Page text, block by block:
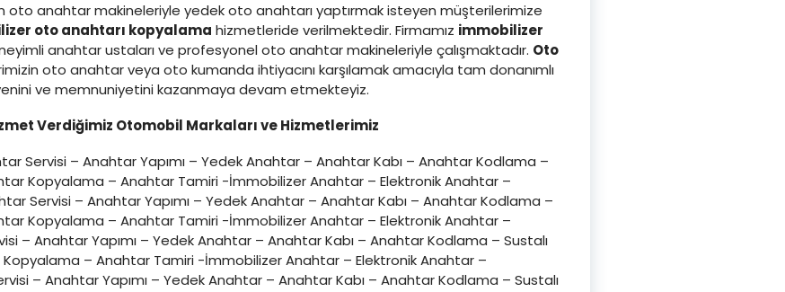
oto anahtar makineleriyle yedek oto anahtarı yaptırmak isteyen müşterilerimize
oto anahtarı kopyalama hizmetleride verilmektedir. Firmamız immobilizer
anahtar ustaları ve profesyonel oto anahtar makineleriyle çalışmaktadır. Oto
oto anahtar veya oto kumanda ihtiyacını karşılamak amacıyla tam donanımlı
ve memnuniyetini kazanmaya devam etmekteyiz.
Verdiğimiz Otomobil Markaları ve Hizmetlerimiz
Servisi – Anahtar Yapımı – Yedek Anahtar – Anahtar Kabı – Anahtar Kodlama –
Kopyalama – Anahtar Tamiri -İmmobilizer Anahtar – Elektronik Anahtar –
Servisi – Anahtar Yapımı – Yedek Anahtar – Anahtar Kabı – Anahtar Kodlama –
Kopyalama – Anahtar Tamiri -İmmobilizer Anahtar – Elektronik Anahtar –
– Anahtar Yapımı – Yedek Anahtar – Anahtar Kabı – Anahtar Kodlama – Sustalı
– Anahtar Tamiri -İmmobilizer Anahtar – Elektronik Anahtar –
– Anahtar Yapımı – Yedek Anahtar – Anahtar Kabı – Anahtar Kodlama – Sustalı